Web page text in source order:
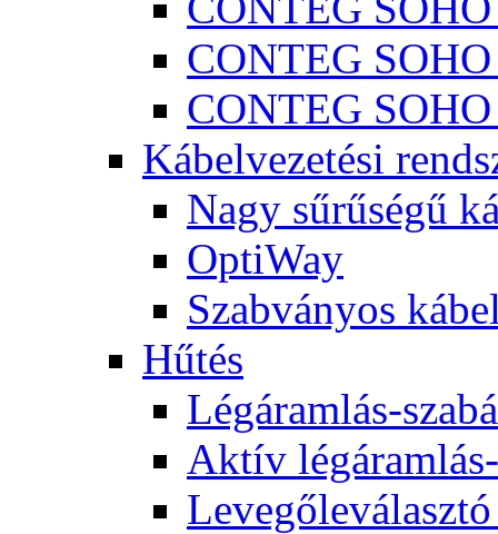
CONTEG
CONTEG
Kábelvezetési
Nagy sűrűségű
OptiWay
Szabványos
Hűtés
Légáramlás-
Aktív